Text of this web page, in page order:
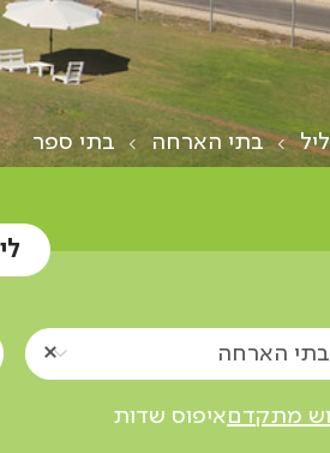
בתי הארחה בתי ספר
בתי הארחה
מתקדםאיפוס שדות